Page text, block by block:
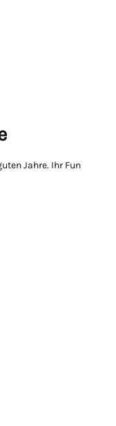
Jahre. Ihr Fun